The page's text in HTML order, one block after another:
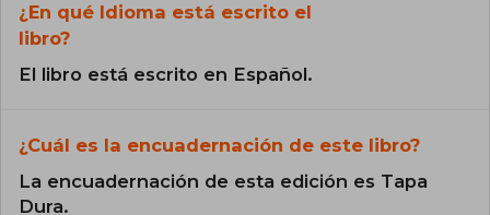
¿En qué Idioma está escrito el
libro?
El libro está escrito en Español.
¿Cuál es la encuadernación de este libro?
La encuadernación de esta edición es Tapa
Dura.